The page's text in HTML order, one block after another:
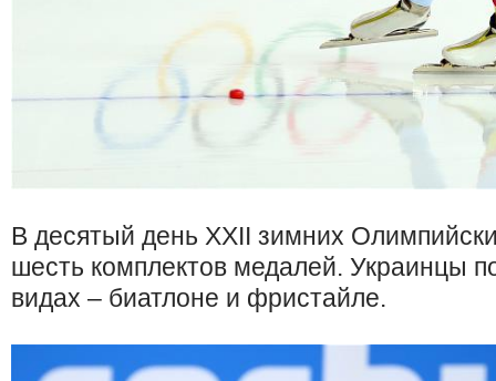
В десятый день ХХІІ зимних
шесть комплектов медалей. Украинцы
видах – биатлоне и фристайле.